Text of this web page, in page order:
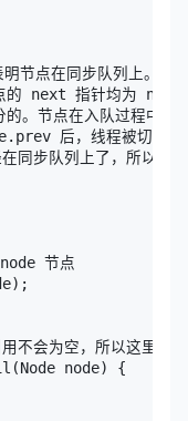
节点在同步队列上。因
的 next 指针均为
的。节点在入队过程中
后，线程被切换
步队列上了，所以这
节点
不会为空，所以这里从
node) {